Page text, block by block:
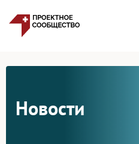
Новости